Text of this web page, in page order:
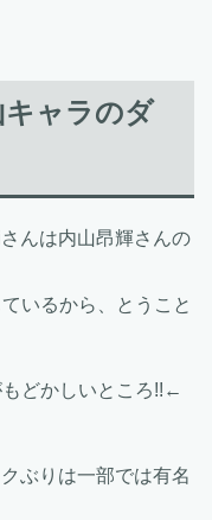
ャラのダ
んは内山昂輝さんの
いるから、とうこと
どかしいところ!!←
ぶりは一部では有名